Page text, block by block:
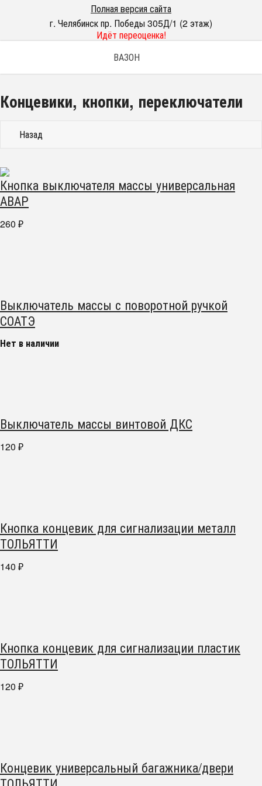
Полная версия сайта
г. Челябинск пр. Победы 305Д/1 (2 этаж)
Идёт переоценка!
ВАЗОН
Концевики, кнопки, переключатели
Назад
Кнопка выключателя массы универсальная
АВАР
260 ₽
Выключатель массы с поворотной ручкой
СОАТЭ
Нет в наличии
Выключатель массы винтовой ДКС
120 ₽
Кнопка концевик для сигнализации металл
ТОЛЬЯТТИ
140 ₽
Кнопка концевик для сигнализации пластик
ТОЛЬЯТТИ
120 ₽
Концевик универсальный багажника/двери